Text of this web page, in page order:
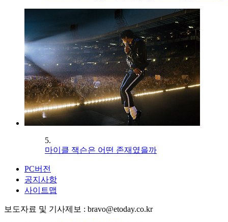
5.
마이클 잭슨은 어떤 존재였을까
PC버전
공지사항
사이트맵
보도자료 및 기사제보 : bravo@etoday.co.kr